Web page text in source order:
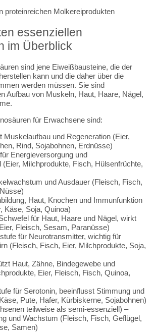
essenziellen
im Überblick
sind jene Eiweißbausteine, die der
kann und die daher über die
werden müssen. Sie sind
Aufbau von Muskeln, Haut, Haare, Nägel,
für Erwachsene sind:
Muskelaufbau und Regeneration (Eier,
Rind, Sojabohnen, Erdnüsse)
Energieversorgung und
Milchprodukte, Fisch, Hülsenfrüchte,
und Ausdauer (Fleisch, Fisch,
Haut, Knochen und Immunfunktion
Käse, Soja, Quinoa)
für Haut, Haare und Nägel, wirkt
Fleisch, Sesam, Paranüsse)
für Neurotransmitter, wichtig für
(Fleisch, Fisch, Eier, Milchprodukte, Soja,
Haut, Zähne, Bindegewebe und
Eier, Fleisch, Fisch, Quinoa,
für Serotonin, beeinflusst Stimmung und
Pute, Hafer, Kürbiskerne, Sojabohnen)
teilweise als semi-essenziell) –
und Wachstum (Fleisch, Fisch, Geflügel,
Samen)